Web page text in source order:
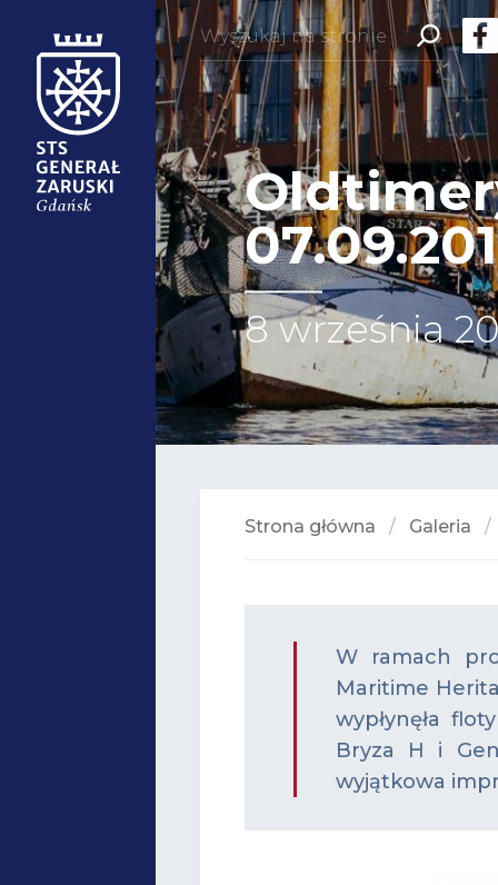
Szukaj:
8 września
Strona główna / Galeria
W ramach
Maritime
wypłynęła
Bryza H i
wyjątkowa